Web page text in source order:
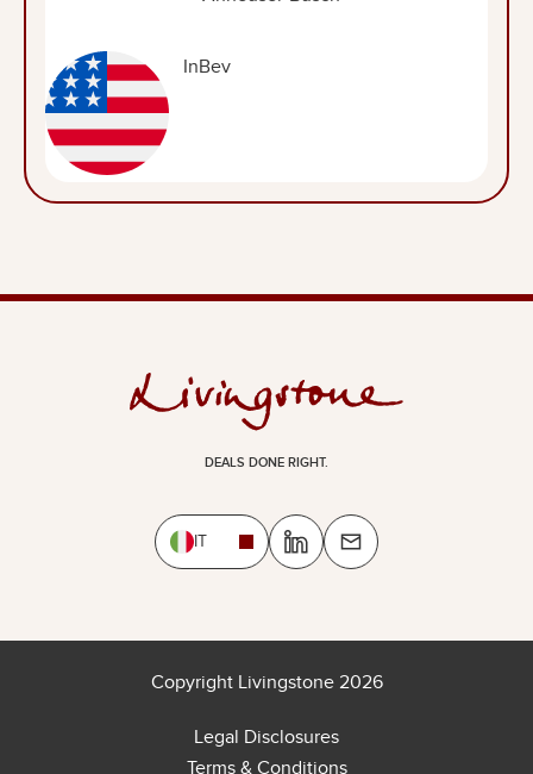
DEALS DONE RIGHT.
IT
Copyright Livingstone 2026
Legal Disclosures
Terms & Conditions